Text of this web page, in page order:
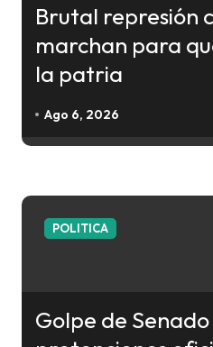
Brutal represión
marchan para
la patria
Ago 6, 2026
POLITICA
Golpe de